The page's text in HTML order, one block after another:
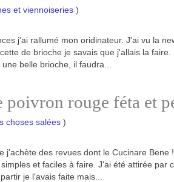
et viennoiseries )
j'ai rallumé mon oridinateur. J'ai vu la
de brioche je savais que j'allais la
belle brioche, il faudra...
poivron rouge féta et
choses salées )
j'achète des revues dont le Cucinare Bene
et faciles à faire. J'ai été attirée par
je l'avais faite mais...